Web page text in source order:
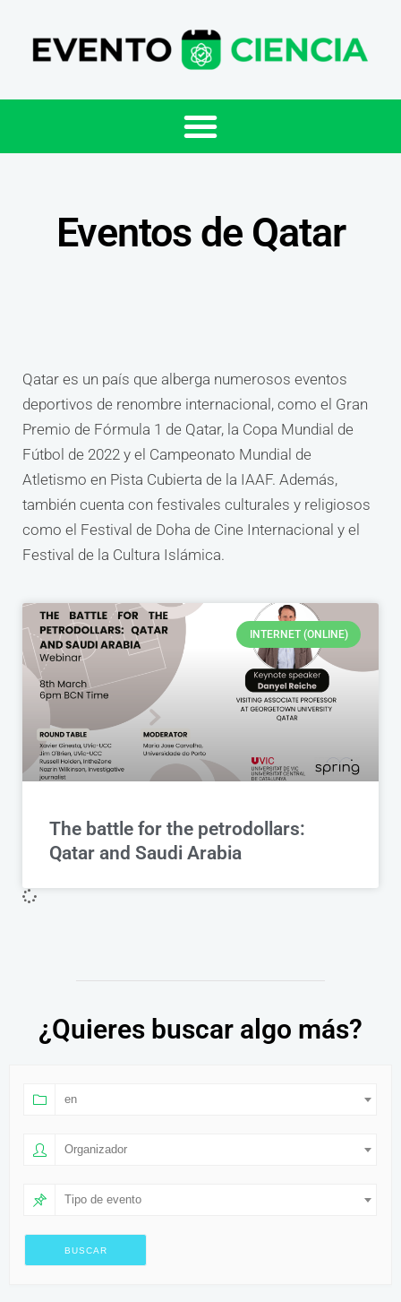
Eventos de Qatar
Qatar es un país que alberga numerosos eventos
deportivos de renombre internacional, como el Gran
Premio de Fórmula 1 de Qatar, la Copa Mundial de
Fútbol de 2022 y el Campeonato Mundial de
Atletismo en Pista Cubierta de la IAAF. Además,
también cuenta con festivales culturales y religiosos
como el Festival de Doha de Cine Internacional y el
Festival de la Cultura Islámica.
INTERNET (ONLINE)
The battle for the petrodollars:
Qatar and Saudi Arabia
¿Quieres buscar algo más?
en
Organizador
Tipo de evento